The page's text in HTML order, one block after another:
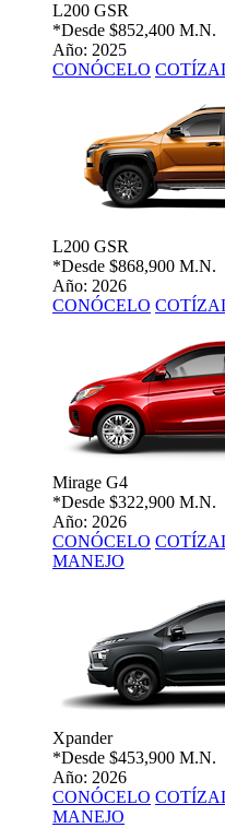
L200 GSR
*Desde $852,400 M.N.
Año: 2025
CONÓCELO
L200 GSR
*Desde $868,900 M.N.
Año: 2026
CONÓCELO
Mirage G4
*Desde $322,900 M.N.
Año: 2026
CONÓCELO
MANEJO
Xpander
*Desde $453,900 M.N.
Año: 2026
CONÓCELO
MANEJO